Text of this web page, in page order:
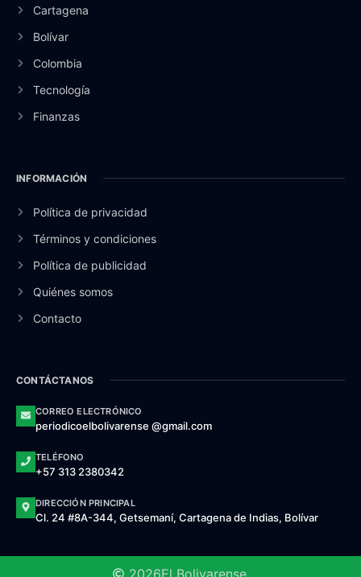
Cartagena
Bolívar
Colombia
Tecnología
Finanzas
INFORMACIÓN
Política de privacidad
Términos y condiciones
Política de publicidad
Quiénes somos
Contacto
CONTÁCTANOS
CORREO ELECTRÓNICO
periodicoelbolivarense @gmail.com
TELÉFONO
+57 313 2380342
DIRECCIÓN PRINCIPAL
Cl. 24 #8A-344, Getsemaní, Cartagena de Indias, Bolívar
2026El Bolivarense.